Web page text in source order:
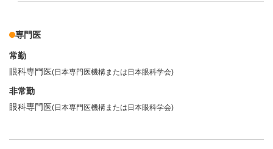
専門医
常勤
眼科専門医(日本専門医機構または日本眼科学会)
非常勤
眼科専門医(日本専門医機構または日本眼科学会)